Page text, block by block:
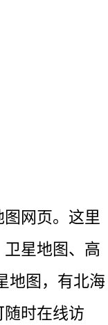
网页。这里
星地图、高
地图，有北海
时在线访